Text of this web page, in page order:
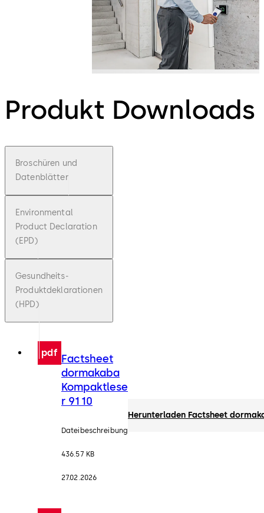
Produkt Downloads
Broschüren und
Datenblätter
Environmental
Product Declaration
(EPD)
Gesundheits-
Produktdeklarationen
(HPD)
pdf Factsheet
dormakaba
Kompaktlese
r 91 10
Dateibeschreibung
436.57 KB
27.02.2026
Herunterladen Factsheet